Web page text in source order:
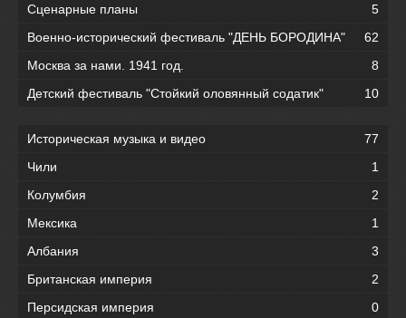
Сценарные планы
5
Военно-исторический фестиваль "ДЕНЬ БОРОДИНА"
62
Москва за нами. 1941 год.
8
Детский фестиваль "Стойкий оловянный содатик"
10
Историческая музыка и видео
77
Чили
1
Колумбия
2
Мексика
1
Албания
3
Британская империя
2
Персидская империя
0